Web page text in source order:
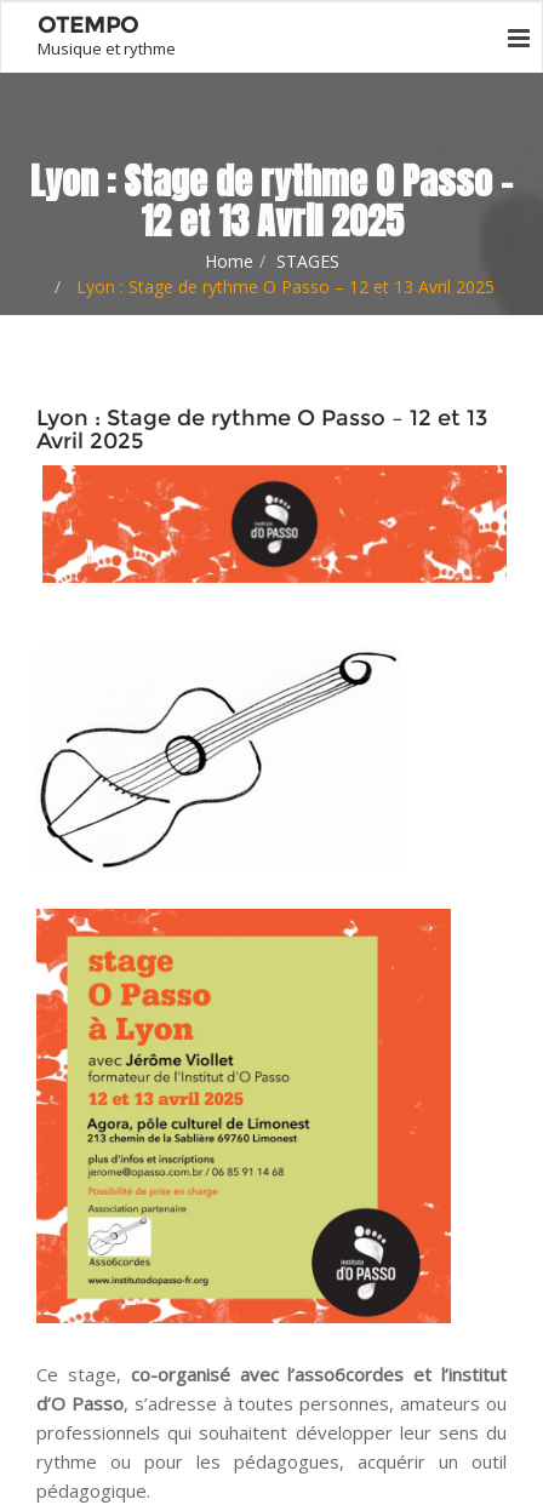
OTEMPO
Musique et rythme
Lyon : Stage de rythme O Passo –
12 et 13 Avril 2025
Home
STAGES
Lyon : Stage de rythme O Passo – 12 et 13 Avril 2025
Lyon : Stage de rythme O Passo – 12 et 13
Avril 2025
Ce stage, co-organisé avec l’asso6cordes et l’institut
d’O Passo, s’adresse à toutes personnes, amateurs ou
professionnels qui souhaitent développer leur sens du
rythme ou pour les pédagogues, acquérir un outil
pédagogique.